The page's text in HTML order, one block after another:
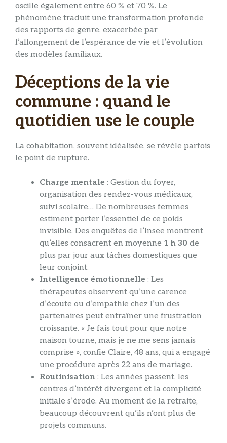
oscille également entre 60 % et 70 %. Le
phénomène traduit une transformation profonde
des rapports de genre, exacerbée par
l’allongement de l’espérance de vie et l’évolution
des modèles familiaux.
Déceptions de la vie
commune : quand le
quotidien use le couple
La cohabitation, souvent idéalisée, se révèle parfois
le point de rupture.
Charge mentale : Gestion du foyer,
organisation des rendez-vous médicaux,
suivi scolaire… De nombreuses femmes
estiment porter l’essentiel de ce poids
invisible. Des enquêtes de l’Insee montrent
qu’elles consacrent en moyenne 1 h 30 de
plus par jour aux tâches domestiques que
leur conjoint.
Intelligence émotionnelle : Les
thérapeutes observent qu’une carence
d’écoute ou d’empathie chez l’un des
partenaires peut entraîner une frustration
croissante. « Je fais tout pour que notre
maison tourne, mais je ne me sens jamais
comprise », confie Claire, 48 ans, qui a engagé
une procédure après 22 ans de mariage.
Routinisation : Les années passent, les
centres d’intérêt divergent et la complicité
initiale s’érode. Au moment de la retraite,
beaucoup découvrent qu’ils n’ont plus de
projets communs.